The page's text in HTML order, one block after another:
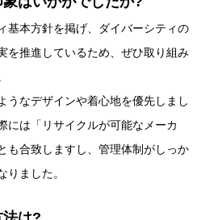
基本方針を掲げ、ダイバーシティの
を推進しているため、ぜひ取り組み
うなデザインや着心地を優先しまし
には「リサイクルが可能なメーカ
も合致しますし、管理体制がしっか
りました。